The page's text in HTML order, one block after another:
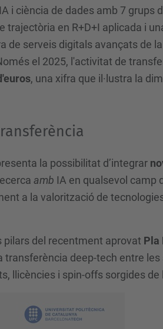
i ciència de dades amb 7 grups
trajectòria en R+D+I aplicada i
de serveis digitals avançats de
el 2025, l'activitat de
, una xifra que il·lustra la
la possibilitat d’integrar
amb IA en qualsevol camp
a la valorització de
del recentment aprovat Pla
transferència deep-tech entre
llicències i spin-offs sorgides de